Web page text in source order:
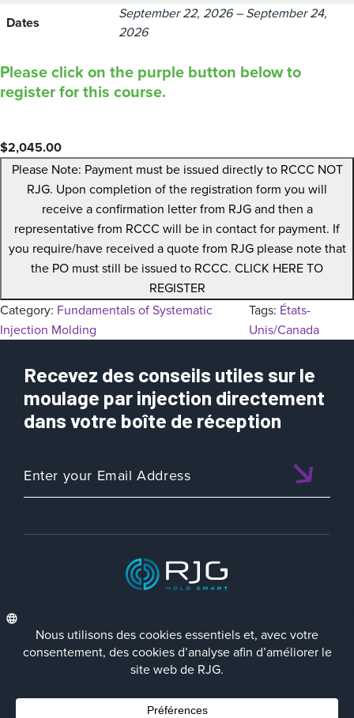
Dates
September 22, 2026 – September 24,
2026
Please click on the purple button below to
register for this course.
$2,045.00
Please Note: Payment must be issued directly to RCCC NOT
RJG. Upon completion of the registration form you will
receive a confirmation letter from RJG and then a
representative from RCCC will be in contact for payment. If
you require/have received a quote from RJG please note that
the PO must still be issued to RCCC. CLICK HERE TO
REGISTER
Category: Fundamentals of Systematic
Injection Molding
Tags: États-
Unis/Canada
Recevez des conseils utiles sur le
moulage par injection directement
dans votre boîte de réception